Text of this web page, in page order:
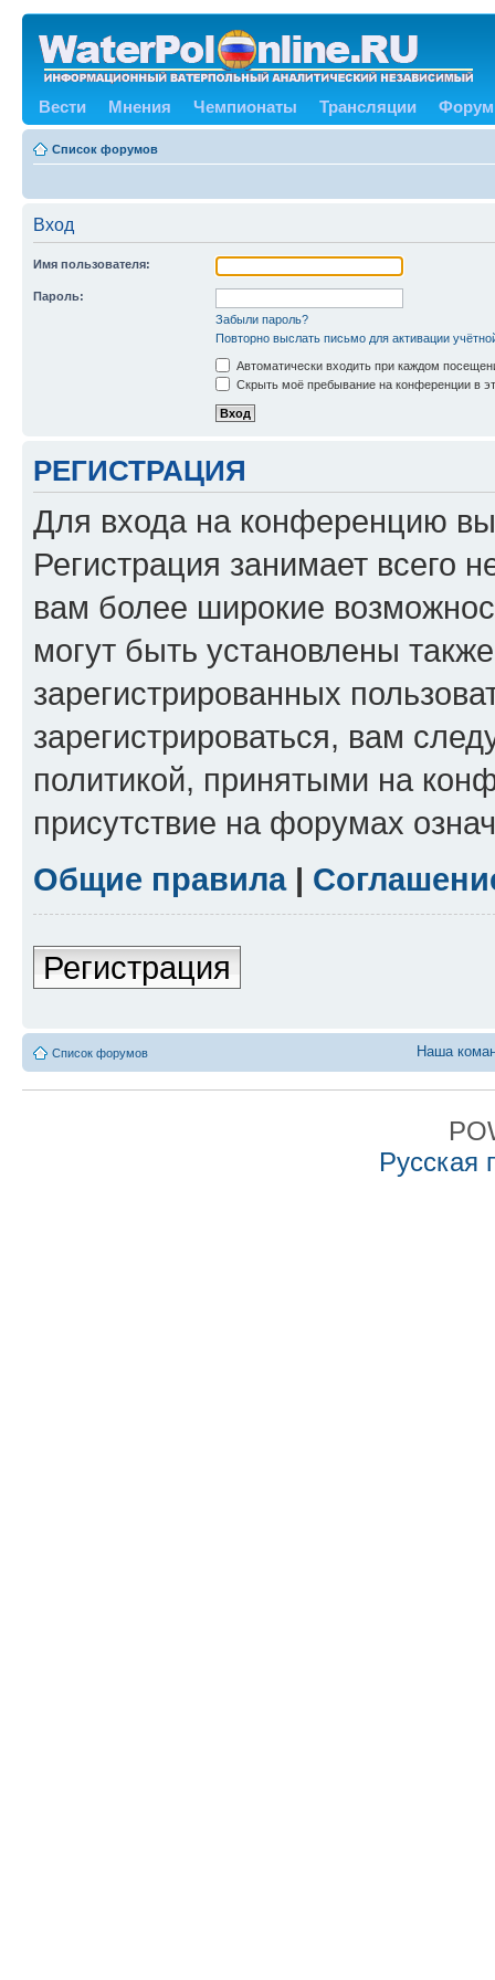
Вести Мнения Чемпионаты Трансляции Форум
Список форумов
Вход
Имя пользователя:
Пароль:
Забыли пароль?
Повторно выслать письмо для активации
Автоматически входить при каждом
Скрыть моё пребывание на конференции в
РЕГИСТРАЦИЯ
Для входа на конференцию
Регистрация занимает всего
вам более широкие
могут быть установлены
зарегистрированных
зарегистрироваться, вам
политикой, принятыми на
присутствие на форумах
Общие правила|
Регистрация
Список форумов Наша
Русская